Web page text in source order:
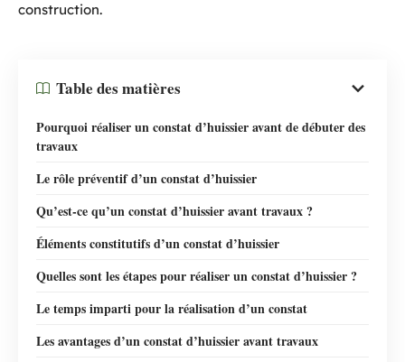
construction.
Table des matières
Pourquoi réaliser un constat d’huissier avant de débuter des
travaux
Le rôle préventif d’un constat d’huissier
Qu’est-ce qu’un constat d’huissier avant travaux ?
Éléments constitutifs d’un constat d’huissier
Quelles sont les étapes pour réaliser un constat d’huissier ?
Le temps imparti pour la réalisation d’un constat
Les avantages d’un constat d’huissier avant travaux